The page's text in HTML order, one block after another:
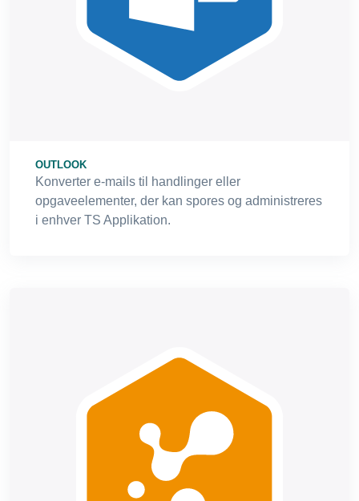
OUTLOOK
Konverter e-mails til handlinger eller
opgaveelementer, der kan spores og administreres
i enhver TS Applikation.